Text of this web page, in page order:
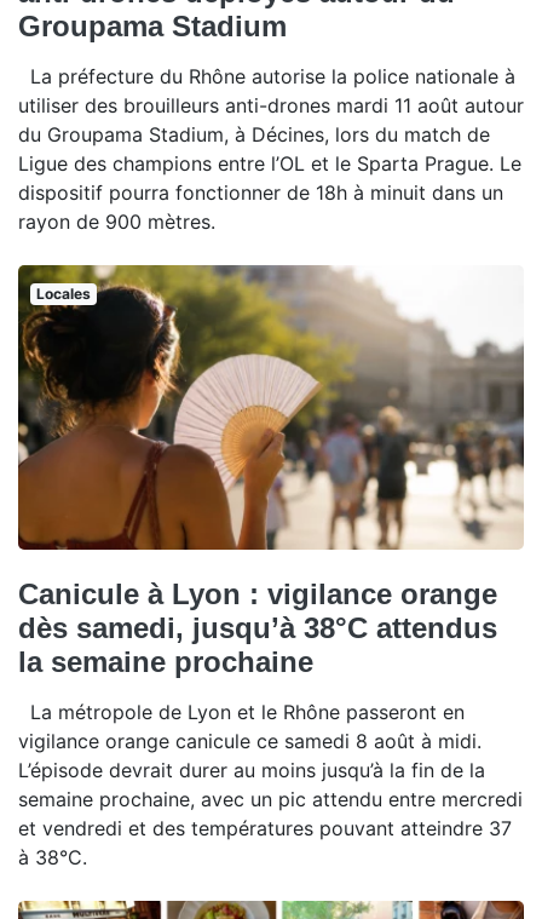
Groupama Stadium
La préfecture du Rhône autorise la police nationale à
utiliser des brouilleurs anti-drones mardi 11 août autour
du Groupama Stadium, à Décines, lors du match de
Ligue des champions entre l’OL et le Sparta Prague. Le
dispositif pourra fonctionner de 18h à minuit dans un
rayon de 900 mètres.
Locales
Canicule à Lyon : vigilance orange
dès samedi, jusqu’à 38°C attendus
la semaine prochaine
La métropole de Lyon et le Rhône passeront en
vigilance orange canicule ce samedi 8 août à midi.
L’épisode devrait durer au moins jusqu’à la fin de la
semaine prochaine, avec un pic attendu entre mercredi
et vendredi et des températures pouvant atteindre 37
à 38°C.